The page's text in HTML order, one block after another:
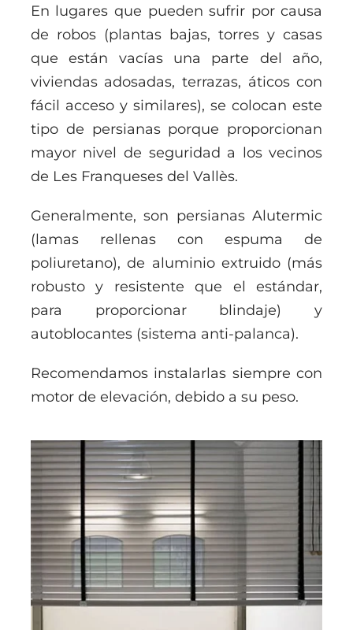
En lugares que pueden sufrir por causa
de robos (plantas bajas, torres y casas
que están vacías una parte del año,
viviendas adosadas, terrazas, áticos con
fácil acceso y similares), se colocan este
tipo de persianas porque proporcionan
mayor nivel de seguridad a los vecinos
de Les Franqueses del Vallès.
Generalmente, son persianas Alutermic
(lamas rellenas con espuma de
poliuretano), de aluminio extruido (más
robusto y resistente que el estándar,
para proporcionar blindaje) y
autoblocantes (sistema anti-palanca).
Recomendamos instalarlas siempre con
motor de elevación, debido a su peso.